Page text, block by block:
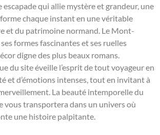
qui allie mystère et grandeur, une
chaque instant en une véritable
et du patrimoine normand. Le Mont-
formes fascinantes et ses ruelles
digne des plus beaux romans.
du site éveille l’esprit de tout voyageur en
et d’émotions intenses, tout en invitant à
La beauté intemporelle du
vous transportera dans un univers où
une histoire palpitante.